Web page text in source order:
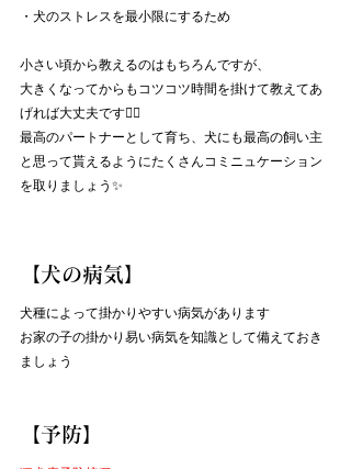
・犬のストレスを最小限にするため
小さい頃から教えるのはもちろんですが、
大きくなってからもコツコツ時間を掛けて教えてあ
げれば大丈夫です🙆‍♀️
最高のパートナーとして育ち、犬にも最高の飼い主
と思って貰えるようにたくさんコミニュケーション
を取りましょう✨
【犬の病気】
犬種によって掛かりやすい病気があります
お家の子の掛かり易い病気を知識として備えておき
ましょう
【予防】